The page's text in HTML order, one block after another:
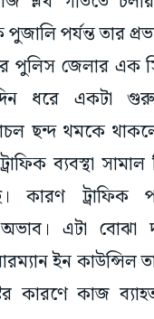
পর্যন্ত তার
পুলিস জেলার এক
ধরে একটা
ছন্দ থমকে
ব্যবস্থা সামাল
কারণ ট্রাফিক
এটা বোঝা
ইন কাউন্সিল
কারণে কাজ